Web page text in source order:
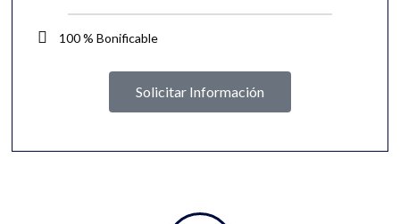
100 % Bonificable
Solicitar Información